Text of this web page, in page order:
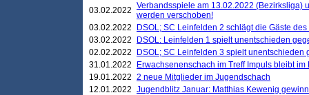
03.02.2022 Verbandsspiele am 13.02.2022 (Bezirksliga)
werden verschoben!
03.02.2022
DSOL; SC Leinfelden 2 schlägt die Gäste
03.02.2022
DSOL: Leinfelden 1 spielt unentschieden
02.02.2022
DSOL; SC Leinfelden 3 spielt unentschieden
31.01.2022
Erwachsenenschach im Treff Impuls bleibt
19.01.2022 2 neue Mitglieder im Jugendschach
12.01.2022 Jugendblitz Januar: Matthias Kewenig